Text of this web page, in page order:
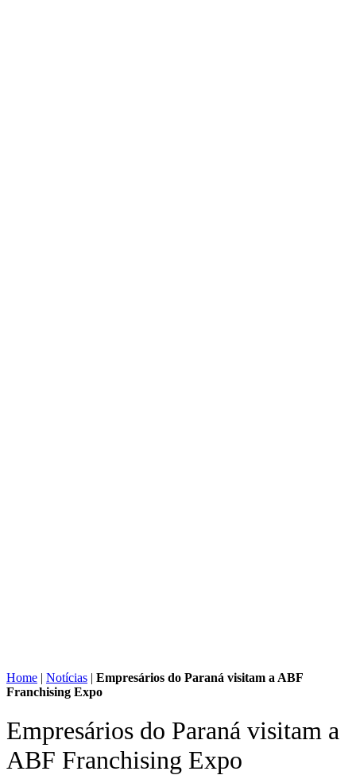
Home | Notícias | Empresários do Paraná visitam a ABF
Franchising Expo
Empresários do Paraná visitam a
ABF Franchising Expo